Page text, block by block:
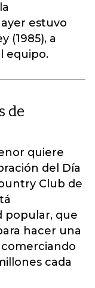
estuvo
(1985), a
equipo.
de
quiere
del Día
Club de
popular, que
hacer una
cada